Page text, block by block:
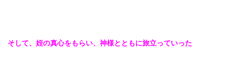
そして、姪の真心をもらい、神様とともに旅立っていった